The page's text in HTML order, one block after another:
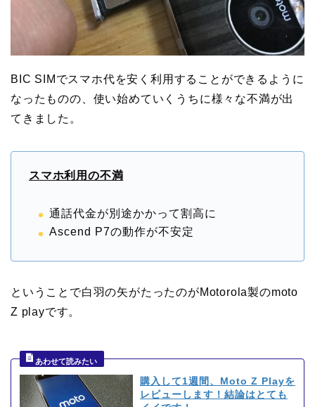
BIC SIMでスマホ代を安く利用することができるように
なったものの、使い始めていくうちに様々な不満が出
てきました。
スマホ利用の不満
通話代金が別途かかって割高に
Ascend P7の動作が不安定
ということで白羽の矢がたったのがMotorola製のmoto
Z playです。
購入して1週間、Moto Z Playを
レビューします！結論はとても